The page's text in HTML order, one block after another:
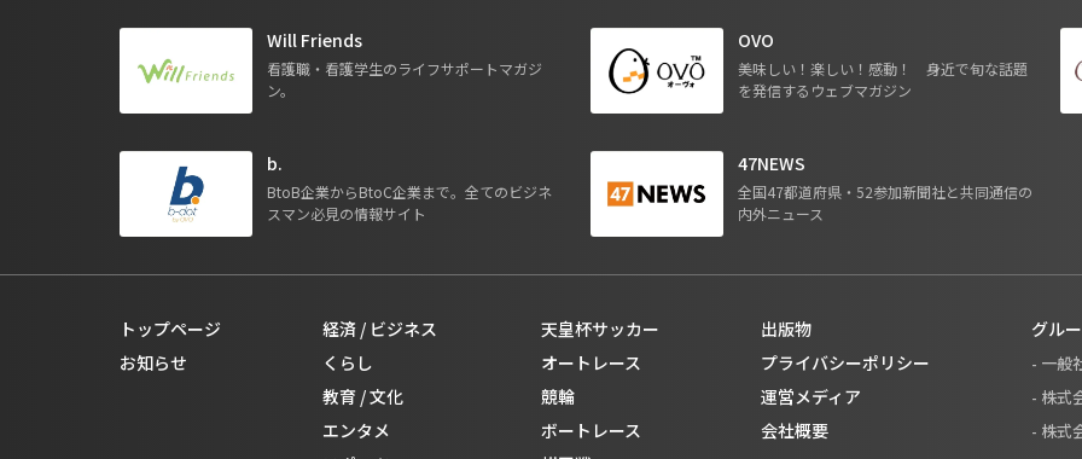
Will Friends
看護職・看護学生のライフサポートマガジ
ン。
OVO
美味しい！楽しい！感動！ 身近で旬な話題
を発信するウェブマガジン
b.
BtoB企業からBtoC企業まで。全てのビジネ
スマン必見の情報サイト
47NEWS
全国47都道府県・52参加新聞社と共同通信の
内外ニュース
トップページ
お知らせ
経済 / ビジネス
くらし
教育 / 文化
エンタメ
天皇杯サッカー
オートレース
競輪
ボートレース
出版物
プライバシーポリシー
運営メディア
会社概要
グル
- 一般
- 株式
- 株式